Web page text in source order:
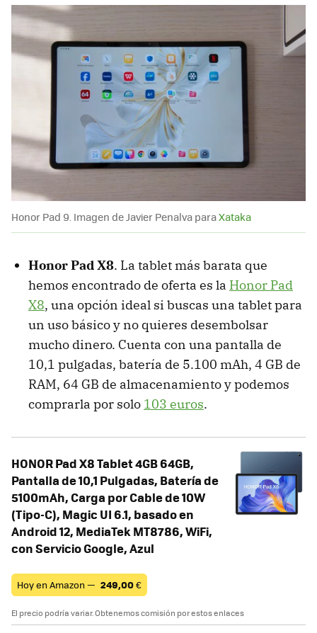
Honor Pad 9. Imagen de Javier Penalva paraXataka
Honor Pad X8. La tablet más barata que
hemos encontrado de oferta es la Honor Pad
X8, una opción ideal si buscas una tablet para
un uso básico y no quieres desembolsar
mucho dinero. Cuenta con una pantalla de
10,1 pulgadas, batería de 5.100 mAh, 4 GB de
RAM, 64 GB de almacenamiento y podemos
comprarla por solo 103 euros.
HONOR Pad X8 Tablet 4GB 64GB,
Pantalla de 10,1 Pulgadas, Batería de
5100mAh, Carga por Cable de 10W
(Tipo-C), Magic UI 6.1, basado en
Android 12, MediaTek MT8786, WiFi,
con Servicio Google, Azul
Hoy en Amazon — 249,00€
El precio podría variar. Obtenemos comisión por estos enlaces